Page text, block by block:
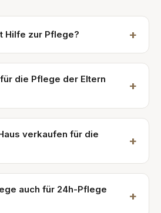
Hilfe zur Pflege? +
die Pflege der Eltern
+
verkaufen für die
+
auch für 24h-Pflege
+